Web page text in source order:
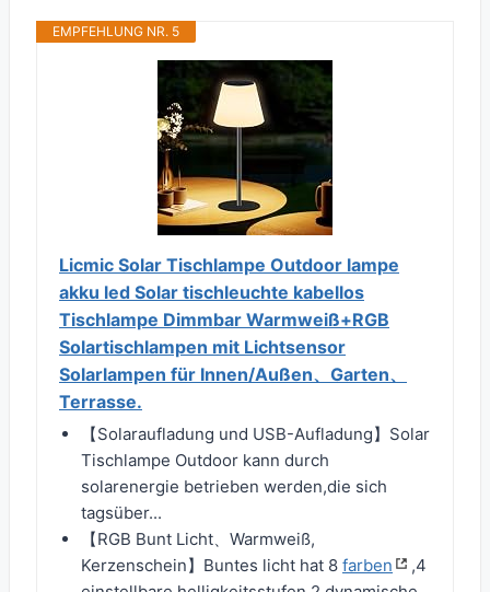
EMPFEHLUNG NR. 5
Licmic Solar Tischlampe Outdoor lampe
akku led Solar tischleuchte kabellos
Tischlampe Dimmbar Warmweiß+RGB
Solartischlampen mit Lichtsensor
Solarlampen für Innen/Außen、Garten、
Terrasse.
【Solaraufladung und USB-Aufladung】Solar
Tischlampe Outdoor kann durch
solarenergie betrieben werden,die sich
tagsüber...
【RGB Bunt Licht、Warmweiß,
Kerzenschein】Buntes licht hat 8 farben
,4